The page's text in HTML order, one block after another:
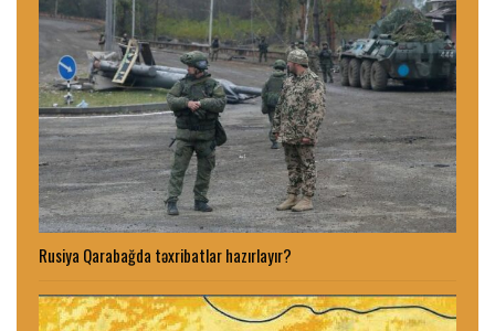
Rusiya Qarabağda təxribatlar hazırlayır?